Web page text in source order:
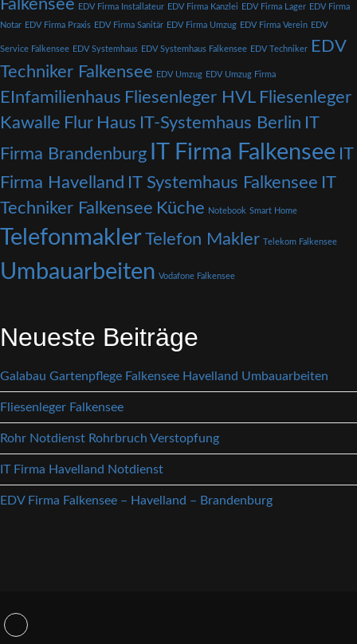
Falkensee
EDV Firma Installateur EDV Firma Kanzlei EDV Firma Lager EDV Firma
Notar EDV Firma Praxis EDV Firma Sanitär EDV Firma Umzug EDV Firma Verein EDV
Service Falkensee EDV Systemhaus EDV Systemhaus Falkensee EDV Techniker EDV
Techniker Falkensee
EDV Umzug EDV Umzug Firma
EInfamilienhaus Fliesenleger HVL Fliesenleger
Kawalle Flur Haus IT-Systemhaus Berlin IT
Firma Brandenburg IT Firma Falkensee IT
Firma Havelland IT Systemhaus Falkensee IT
Techniker Falkensee Küche Notebook Smart Home
TelefonmaklerTelefon Makler Telekom Falkensee
Umbauarbeiten Vodafone Falkensee
Neueste Beiträge
Galabau Gartenpflege Falkensee Havelland Umbauarbeiten
Fliesenleger Falkensee
Rohr Notdienst Rohrbruch Verstopfung
IT Firma Havelland Notdienst
EDV Firma Falkensee – Havelland – Brandenburg